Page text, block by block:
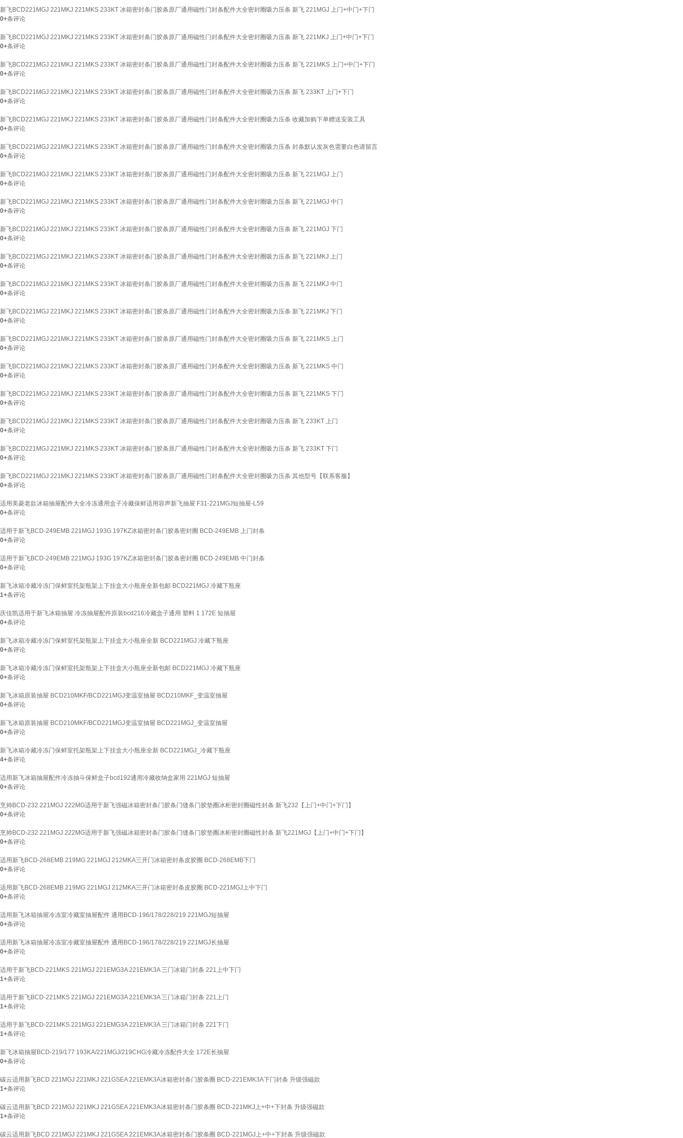
新飞BCD221MGJ 221MKJ 221MKS 233KT 冰箱密封条门胶条原厂通用磁性门封条配件大全密封圈吸力压条 新飞 221MGJ 上门+中门+下门
0+条评论
新飞BCD221MGJ 221MKJ 221MKS 233KT 冰箱密封条门胶条原厂通用磁性门封条配件大全密封圈吸力压条 新飞 221MKJ 上门+中门+下门
0+条评论
新飞BCD221MGJ 221MKJ 221MKS 233KT 冰箱密封条门胶条原厂通用磁性门封条配件大全密封圈吸力压条 新飞 221MKS 上门+中门+下门
0+条评论
新飞BCD221MGJ 221MKJ 221MKS 233KT 冰箱密封条门胶条原厂通用磁性门封条配件大全密封圈吸力压条 新飞 233KT 上门+下门
0+条评论
新飞BCD221MGJ 221MKJ 221MKS 233KT 冰箱密封条门胶条原厂通用磁性门封条配件大全密封圈吸力压条 收藏加购下单赠送安装工具
0+条评论
新飞BCD221MGJ 221MKJ 221MKS 233KT 冰箱密封条门胶条原厂通用磁性门封条配件大全密封圈吸力压条 封条默认发灰色需要白色请留言
0+条评论
新飞BCD221MGJ 221MKJ 221MKS 233KT 冰箱密封条门胶条原厂通用磁性门封条配件大全密封圈吸力压条 新飞 221MGJ 上门
0+条评论
新飞BCD221MGJ 221MKJ 221MKS 233KT 冰箱密封条门胶条原厂通用磁性门封条配件大全密封圈吸力压条 新飞 221MGJ 中门
0+条评论
新飞BCD221MGJ 221MKJ 221MKS 233KT 冰箱密封条门胶条原厂通用磁性门封条配件大全密封圈吸力压条 新飞 221MGJ 下门
0+条评论
新飞BCD221MGJ 221MKJ 221MKS 233KT 冰箱密封条门胶条原厂通用磁性门封条配件大全密封圈吸力压条 新飞 221MKJ 上门
0+条评论
新飞BCD221MGJ 221MKJ 221MKS 233KT 冰箱密封条门胶条原厂通用磁性门封条配件大全密封圈吸力压条 新飞 221MKJ 中门
0+条评论
新飞BCD221MGJ 221MKJ 221MKS 233KT 冰箱密封条门胶条原厂通用磁性门封条配件大全密封圈吸力压条 新飞 221MKJ 下门
0+条评论
新飞BCD221MGJ 221MKJ 221MKS 233KT 冰箱密封条门胶条原厂通用磁性门封条配件大全密封圈吸力压条 新飞 221MKS 上门
0+条评论
新飞BCD221MGJ 221MKJ 221MKS 233KT 冰箱密封条门胶条原厂通用磁性门封条配件大全密封圈吸力压条 新飞 221MKS 中门
0+条评论
新飞BCD221MGJ 221MKJ 221MKS 233KT 冰箱密封条门胶条原厂通用磁性门封条配件大全密封圈吸力压条 新飞 221MKS 下门
0+条评论
新飞BCD221MGJ 221MKJ 221MKS 233KT 冰箱密封条门胶条原厂通用磁性门封条配件大全密封圈吸力压条 新飞 233KT 上门
0+条评论
新飞BCD221MGJ 221MKJ 221MKS 233KT 冰箱密封条门胶条原厂通用磁性门封条配件大全密封圈吸力压条 新飞 233KT 下门
0+条评论
新飞BCD221MGJ 221MKJ 221MKS 233KT 冰箱密封条门胶条原厂通用磁性门封条配件大全密封圈吸力压条 其他型号【联系客服】
0+条评论
适用美菱老款冰箱抽屉配件大全冷冻通用盒子冷藏保鲜适用容声新飞抽屉 F31-221MGJ短抽屉-L59
0+条评论
适用于新飞BCD-249EMB 221MGJ 193G 197KZ冰箱密封条门胶条密封圈 BCD-249EMB 上门封条
0+条评论
适用于新飞BCD-249EMB 221MGJ 193G 197KZ冰箱密封条门胶条密封圈 BCD-249EMB 中门封条
0+条评论
新飞冰箱冷藏冷冻门保鲜室托架瓶架上下挂盒大小瓶座全新包邮 BCD221MGJ 冷藏下瓶座
1+条评论
庆佳凯适用于新飞冰箱抽屉 冷冻抽屉配件原装bcd216冷藏盒子通用 塑料 1 172E 短抽屉
0+条评论
新飞冰箱冷藏冷冻门保鲜室托架瓶架上下挂盒大小瓶座全新 BCD221MGJ 冷藏下瓶座
0+条评论
新飞冰箱冷藏冷冻门保鲜室托架瓶架上下挂盒大小瓶座全新包邮 BCD221MGJ 冷藏下瓶座
0+条评论
新飞冰箱原装抽屉 BCD210MKF/BCD221MGJ变温室抽屉 BCD210MKF_变温室抽屉
0+条评论
新飞冰箱原装抽屉 BCD210MKF/BCD221MGJ变温室抽屉 BCD221MGJ_变温室抽屉
0+条评论
新飞冰箱冷藏冷冻门保鲜室托架瓶架上下挂盒大小瓶座全新 BCD221MGJ_冷藏下瓶座
4+条评论
适用新飞冰箱抽屉配件冷冻抽斗保鲜盒子bcd192通用冷藏收纳盒家用 221MGJ 短抽屉
0+条评论
烹帅BCD-232 221MGJ 222MG适用于新飞强磁冰箱密封条门胶条门缝条门胶垫圈冰柜密封圈磁性封条 新飞232【上门+中门+下门】
0+条评论
烹帅BCD-232 221MGJ 222MG适用于新飞强磁冰箱密封条门胶条门缝条门胶垫圈冰柜密封圈磁性封条 新飞221MGJ【上门+中门+下门】
0+条评论
适用新飞BCD-268EMB 219MG 221MGJ 212MKA三开门冰箱密封条皮胶圈 BCD-268EMB下门
0+条评论
适用新飞BCD-268EMB 219MG 221MGJ 212MKA三开门冰箱密封条皮胶圈 BCD-221MGJ上中下门
0+条评论
适用新飞冰箱抽屉冷冻室冷藏室抽屉配件 通用BCD-196/178/228/219 221MGJ短抽屉
0+条评论
适用新飞冰箱抽屉冷冻室冷藏室抽屉配件 通用BCD-196/178/228/219 221MGJ长抽屉
0+条评论
适用于新飞BCD-221MKS 221MGJ 221EMG3A 221EMK3A 三门冰箱门封条 221上中下门
1+条评论
适用于新飞BCD-221MKS 221MGJ 221EMG3A 221EMK3A 三门冰箱门封条 221上门
1+条评论
适用于新飞BCD-221MKS 221MGJ 221EMG3A 221EMK3A 三门冰箱门封条 221下门
1+条评论
新飞冰箱抽屉BCD-219/177 193KA/221MGJ/219CHG冷藏冷冻配件大全 172E长抽屉
0+条评论
碳云适用新飞BCD 221MGJ 221MKJ 221GSEA 221EMK3A冰箱密封条门胶条圈 BCD-221EMK3A下门封条 升级强磁款
1+条评论
碳云适用新飞BCD 221MGJ 221MKJ 221GSEA 221EMK3A冰箱密封条门胶条圈 BCD-221MKJ上+中+下封条 升级强磁款
1+条评论
碳云适用新飞BCD 221MGJ 221MKJ 221GSEA 221EMK3A冰箱密封条门胶条圈 BCD-221MGJ上+中+下封条 升级强磁款